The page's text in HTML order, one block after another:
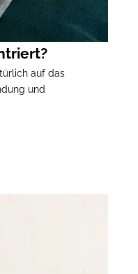
auf das
und